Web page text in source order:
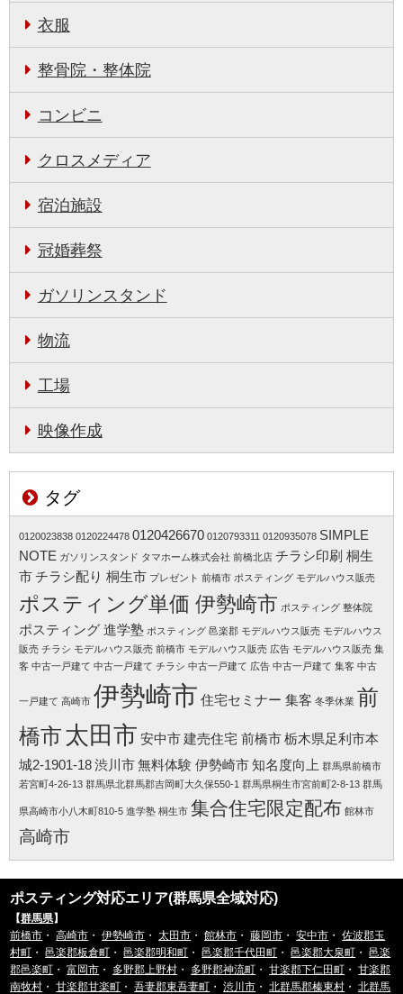
衣服
整骨院・整体院
コンビニ
クロスメディア
宿泊施設
冠婚葬祭
ガソリンスタンド
物流
工場
映像作成
タグ
0120023838 0120224478 0120426670 0120793311 0120935078 SIMPLE
NOTE ガソリンスタンド タマホーム株式会社 前橋北店 チラシ印刷 桐生
市チラシ配り 桐生市 プレゼント 前橋市 ポスティング モデルハウス販売
ポスティング単価 伊勢崎市 ポスティング 整体院
ポスティング 進学塾 ポスティング 邑楽郡 モデルハウス販売 モデルハウス
販売 チラシ モデルハウス販売 前橋市 モデルハウス販売 広告 モデルハウス販売 集
客 中古一戸建て 中古一戸建て チラシ 中古一戸建て 広告 中古一戸建て 集客 中古
一戸建て 高崎市 伊勢崎市 住宅セミナー 集客 冬季休業 前
橋市太田市 安中市建売住宅 前橋市栃木県足利市本
城2-1901-18渋川市無料体験 伊勢崎市知名度向上 群馬県前橋市
若宮町4-26-13 群馬県北群馬郡吉岡町大久保550-1 群馬県桐生市宮前町2-8-13 群馬
県高崎市小八木町810-5 進学塾 桐生市 集合住宅限定配布 館林市
高崎市
ポスティング対応エリア(群馬県全域対応)
【群馬県】
前橋市 ・高崎市 ・伊勢崎市 ・太田市 ・館林市 ・藤岡市 ・安中市 ・佐波郡玉
村町 ・邑楽郡板倉町 ・邑楽郡明和町 ・邑楽郡千代田町 ・邑楽郡大泉町 ・邑楽
郡邑楽町 ・富岡市 ・ 多野郡上野村 ・ 多野郡神流町 ・甘楽郡下仁田町 ・甘楽郡
南牧村 ・甘楽郡甘楽町 ・吾妻郡東吾妻町 ・渋川市 ・北群馬郡榛東村 ・北群馬